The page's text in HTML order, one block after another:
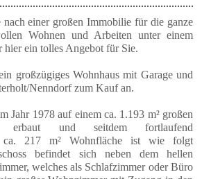
nach einer großen Immobilie für die ganze
Wohnen und Arbeiten unter einem
hier ein tolles Angebot für Sie.
großzügiges Wohnhaus mit Garage und
Nenndorf zum Kauf an.
Jahr 1978 auf einem ca. 1.193 m² großen
erbaut und seitdem fortlaufend
ca. 217 m² Wohnfläche ist wie folgt
befindet sich neben dem hellen
welches als Schlafzimmer oder Büro